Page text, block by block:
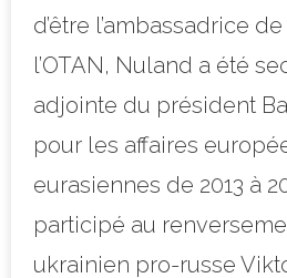
d’être l’ambassadrice
l’OTAN, Nuland a été
adjointe du président
pour les affaires
eurasiennes de 2013 à
participé au
ukrainien pro-russe